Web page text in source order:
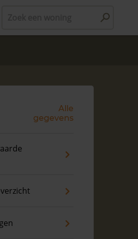
Alle
gegevens